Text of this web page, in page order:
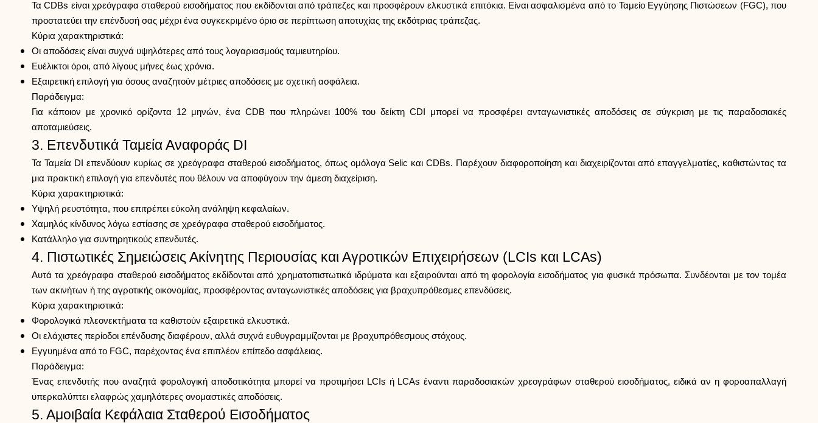
Τα CDBs είναι χρεόγραφα σταθερού εισοδήματος που εκδίδονται από τράπεζες και προσφέρουν ελκυστικά επιτόκια. Είναι ασφαλισμένα από το Ταμείο Εγγύησης Πιστώσεων (FGC), που
προστατεύει την επένδυσή σας μέχρι ένα συγκεκριμένο όριο σε περίπτωση αποτυχίας της εκδότριας τράπεζας.
Κύρια χαρακτηριστικά:
Οι αποδόσεις είναι συχνά υψηλότερες από τους λογαριασμούς ταμιευτηρίου.
Ευέλικτοι όροι, από λίγους μήνες έως χρόνια.
Εξαιρετική επιλογή για όσους αναζητούν μέτριες αποδόσεις με σχετική ασφάλεια.
Παράδειγμα:
Για κάποιον με χρονικό ορίζοντα 12 μηνών, ένα CDB που πληρώνει 100% του δείκτη CDI μπορεί να προσφέρει ανταγωνιστικές αποδόσεις σε σύγκριση με τις παραδοσιακές
αποταμιεύσεις.
3. Επενδυτικά Ταμεία Αναφοράς DI
Τα Ταμεία DI επενδύουν κυρίως σε χρεόγραφα σταθερού εισοδήματος, όπως ομόλογα Selic και CDBs. Παρέχουν διαφοροποίηση και διαχειρίζονται από επαγγελματίες, καθιστώντας τα
μια πρακτική επιλογή για επενδυτές που θέλουν να αποφύγουν την άμεση διαχείριση.
Κύρια χαρακτηριστικά:
Υψηλή ρευστότητα, που επιτρέπει εύκολη ανάληψη κεφαλαίων.
Χαμηλός κίνδυνος λόγω εστίασης σε χρεόγραφα σταθερού εισοδήματος.
Κατάλληλο για συντηρητικούς επενδυτές.
4. Πιστωτικές Σημειώσεις Ακίνητης Περιουσίας και Αγροτικών Επιχειρήσεων (LCIs και LCAs)
Αυτά τα χρεόγραφα σταθερού εισοδήματος εκδίδονται από χρηματοπιστωτικά ιδρύματα και εξαιρούνται από τη φορολογία εισοδήματος για φυσικά πρόσωπα. Συνδέονται με τον τομέα
των ακινήτων ή της αγροτικής οικονομίας, προσφέροντας ανταγωνιστικές αποδόσεις για βραχυπρόθεσμες επενδύσεις.
Κύρια χαρακτηριστικά:
Φορολογικά πλεονεκτήματα τα καθιστούν εξαιρετικά ελκυστικά.
Οι ελάχιστες περίοδοι επένδυσης διαφέρουν, αλλά συχνά ευθυγραμμίζονται με βραχυπρόθεσμους στόχους.
Εγγυημένα από το FGC, παρέχοντας ένα επιπλέον επίπεδο ασφάλειας.
Παράδειγμα:
Ένας επενδυτής που αναζητά φορολογική αποδοτικότητα μπορεί να προτιμήσει LCIs ή LCAs έναντι παραδοσιακών χρεογράφων σταθερού εισοδήματος, ειδικά αν η φοροαπαλλαγή
υπερκαλύπτει ελαφρώς χαμηλότερες ονομαστικές αποδόσεις.
5. Αμοιβαία Κεφάλαια Σταθερού Εισοδήματος